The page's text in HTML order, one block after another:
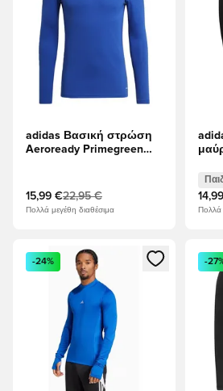
adidas Βασική στρώση
Aeroready Primegreen
15,99 €22,95 €
Πολλά μεγέθη διαθέσιμα Πολλά
Ανοίγει ένα Modal για να
-24% -